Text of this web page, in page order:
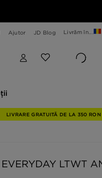
Ajutor JD Blog Livrăm în...
LIVRARE GRATUITĂ DE LA 350 RON
LTWT